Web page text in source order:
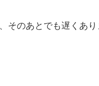
のあとでも遅くあ